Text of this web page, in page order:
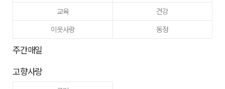
교육
건강
이웃사랑
동정
주간매일
고향사랑